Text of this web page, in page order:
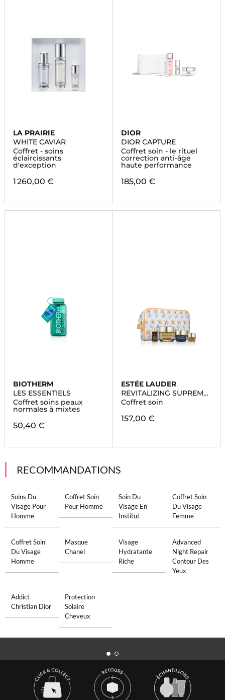
LA PRAIRIE
WHITE CAVIAR
Coffret - soins
éclaircissants
d'exception
1 260,00 €
DIOR
DIOR CAPTURE
Coffret soin - le rituel
correction anti-âge
haute performance
185,00 €
BIOTHERM
LES ESSENTIELS
Coffret soins peaux
normales à mixtes
50,40 €
ESTÉE LAUDER
REVITALIZING SUPREME
+
Coffret soin
157,00 €
RECOMMANDATIONS
Soins Du
Visage Pour
Homme
Coffret Soin
Pour Homme
Soin Du
Visage En
Institut
Coffret Soin
Du Visage
Femme
Coffret Soin
Du Visage
Homme
Masque
Chanel
Visage
Hydratante
Riche
Advanced
Night Repair
Contour Des
Yeux
Addict
Christian Dior
Protection
Solaire
Cheveux